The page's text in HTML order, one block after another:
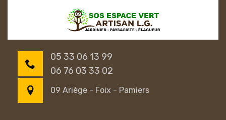
05 33 06 13 99
06 76 03 33 02
09 Ariège - Foix - Pamiers